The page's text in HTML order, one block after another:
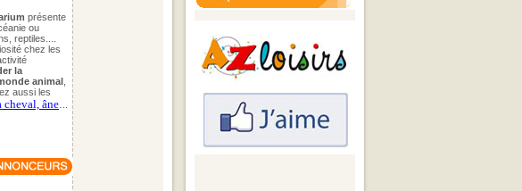
présente
ou
reptiles....
chez les
la
animal
aussi les
cheval, âne.